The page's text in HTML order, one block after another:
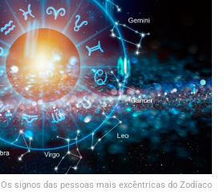
Os signos das pessoas mais excêntricas do Zodíaco